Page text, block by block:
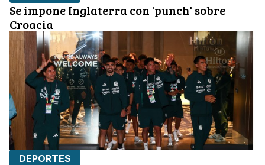
Se impone Inglaterra con 'punch' sobre
Croacia
DEPORTES